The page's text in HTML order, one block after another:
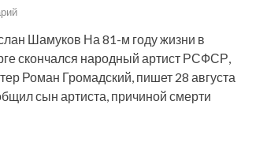
Шамуков На 81-м году жизни в
скончался народный артист РСФСР,
Роман Громадский, пишет 28 августа
сын артиста, причиной смерти